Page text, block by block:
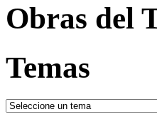
Obras del
Temas